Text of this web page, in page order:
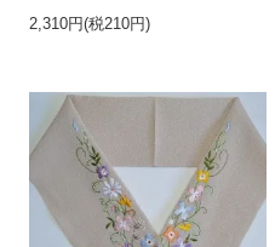
2,310円(税210円)